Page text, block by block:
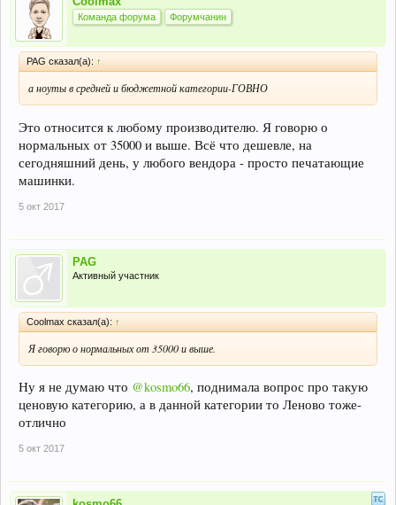
Команда форума Форумчанин
PAG сказал(а): ↑
а ноуты в средней и бюджетной категории-ГОВНО
Это относится к любому производителю. Я говорю о
нормальных от 35000 и выше. Всё что дешевле, на
сегодняшний день, у любого вендора - просто печатающие
машинки.
5 окт 2017
PAG
Активный участник
Coolmax сказал(а): ↑
Я говорю о нормальных от 35000 и выше.
Ну я не думаю что @kosmo66, поднимала вопрос про такую
ценовую категорию, а в данной категории то Леново тоже-
отлично
5 окт 2017